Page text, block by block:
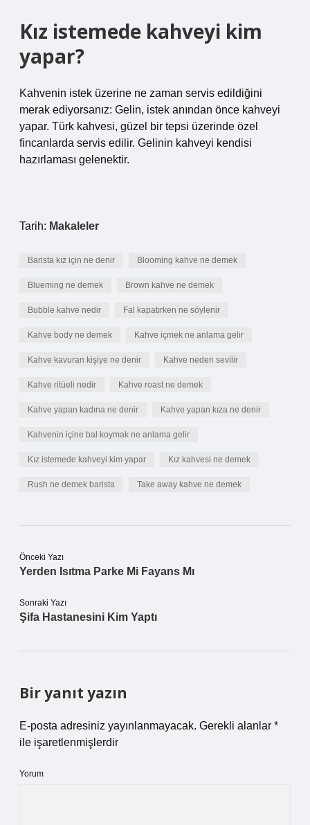
Kız istemede kahveyi kim
yapar?
Kahvenin istek üzerine ne zaman servis edildiğini
merak ediyorsanız: Gelin, istek anından önce kahveyi
yapar. Türk kahvesi, güzel bir tepsi üzerinde özel
fincanlarda servis edilir. Gelinin kahveyi kendisi
hazırlaması gelenektir.
Tarih: Makaleler
Barista kız için ne denir Blooming kahve ne demek
Blueming ne demek Brown kahve ne demek
Bubble kahve nedir Fal kapatırken ne söylenir
Kahve body ne demek Kahve içmek ne anlama gelir
Kahve kavuran kişiye ne denir Kahve neden sevilir
Kahve ritüeli nedir Kahve roast ne demek
Kahve yapan kadına ne denir Kahve yapan kıza ne denir
Kahvenin içine bal koymak ne anlama gelir
Kız istemede kahveyi kim yapar Kız kahvesi ne demek
Rush ne demek barista Take away kahve ne demek
Önceki Yazı
Yerden Isıtma Parke Mi Fayans Mı
Sonraki Yazı
Şifa Hastanesini Kim Yaptı
Bir yanıt yazın
E-posta adresiniz yayınlanmayacak. Gerekli alanlar *
ile işaretlenmişlerdir
Yorum